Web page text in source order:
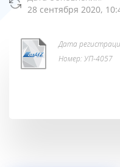
28 сентября 2020,
Дата
Номер: УП-4057